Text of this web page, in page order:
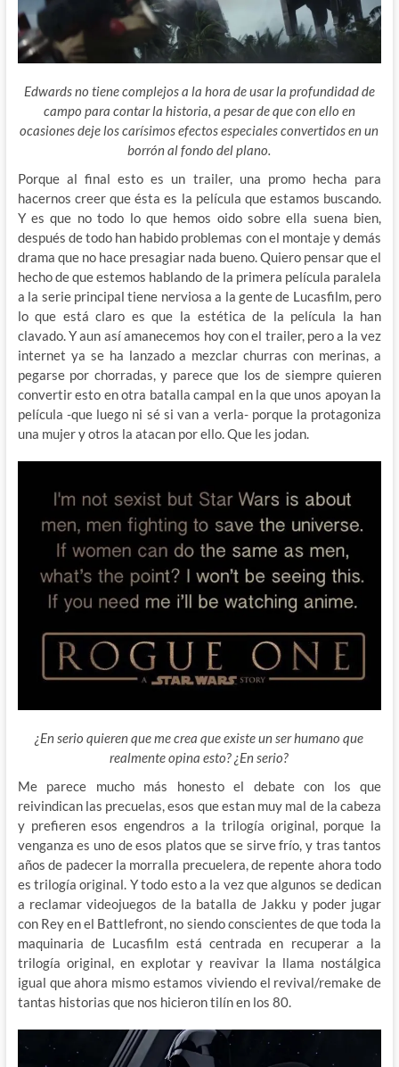
Edwards no tiene complejos a la hora de usar la profundidad de
campo para contar la historia, a pesar de que con ello en
ocasiones deje los carísimos efectos especiales convertidos en un
borrón al fondo del plano.
Porque al final esto es un trailer, una promo hecha para
hacernos creer que ésta es la película que estamos buscando.
Y es que no todo lo que hemos oido sobre ella suena bien,
después de todo han habido problemas con el montaje y demás
drama que no hace presagiar nada bueno. Quiero pensar que el
hecho de que estemos hablando de la primera película paralela
a la serie principal tiene nerviosa a la gente de Lucasfilm, pero
lo que está claro es que la estética de la película la han
clavado. Y aun así amanecemos hoy con el trailer, pero a la vez
internet ya se ha lanzado a mezclar churras con merinas, a
pegarse por chorradas, y parece que los de siempre quieren
convertir esto en otra batalla campal en la que unos apoyan la
película -que luego ni sé si van a verla- porque la protagoniza
una mujer y otros la atacan por ello. Que les jodan.
¿En serio quieren que me crea que existe un ser humano que
realmente opina esto? ¿En serio?
Me parece mucho más honesto el debate con los que
reivindican las precuelas, esos que estan muy mal de la cabeza
y prefieren esos engendros a la trilogía original, porque la
venganza es uno de esos platos que se sirve frío, y tras tantos
años de padecer la morralla precuelera, de repente ahora todo
es trilogía original. Y todo esto a la vez que algunos se dedican
a reclamar videojuegos de la batalla de Jakku y poder jugar
con Rey en el Battlefront, no siendo conscientes de que toda la
maquinaria de Lucasfilm está centrada en recuperar a la
trilogía original, en explotar y reavivar la llama nostálgica
igual que ahora mismo estamos viviendo el revival/remake de
tantas historias que nos hicieron tilín en los 80.